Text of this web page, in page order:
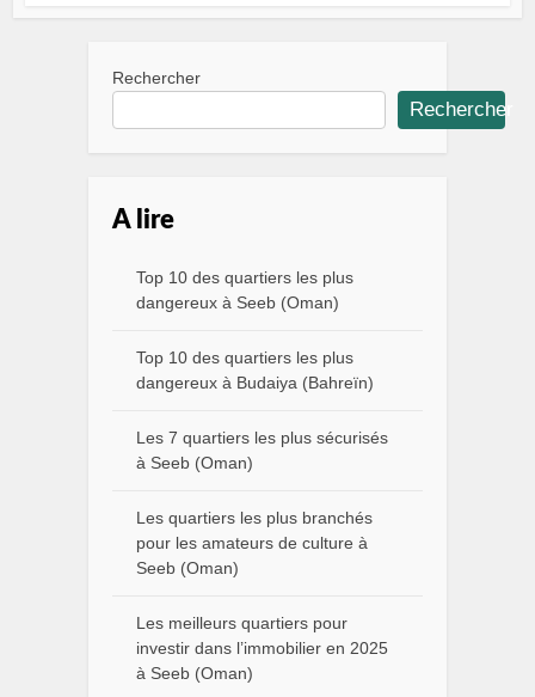
Rechercher
Rechercher
A lire
Top 10 des quartiers les plus
dangereux à Seeb (Oman)
Top 10 des quartiers les plus
dangereux à Budaiya (Bahreïn)
Les 7 quartiers les plus sécurisés
à Seeb (Oman)
Les quartiers les plus branchés
pour les amateurs de culture à
Seeb (Oman)
Les meilleurs quartiers pour
investir dans l’immobilier en 2025
à Seeb (Oman)